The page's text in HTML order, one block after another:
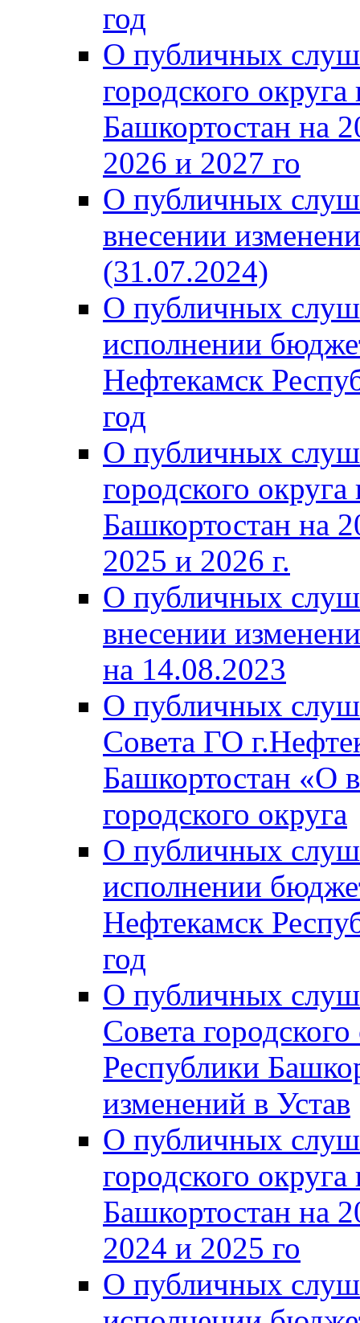
год
О публичных
городского
Башкортостан на
2026 и 2027 го
О публичных
внесении
(31.07.2024)
О публичных
исполнении
Нефтекамск
год
О публичных
городского
Башкортостан на
2025 и 2026 г.
О публичных
внесении
на 14.08.2023
О публичных
Совета ГО
Башкортостан «О
городского округа
О публичных
исполнении
Нефтекамск
год
О публичных
Совета
Республики
изменений в Устав
О публичных
городского
Башкортостан на
2024 и 2025 го
О публичных